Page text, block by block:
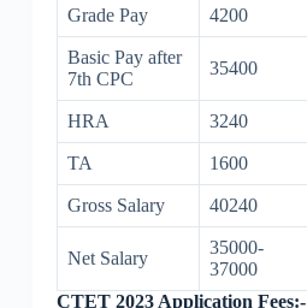
Grade Pay 4200
Basic Pay after
7th CPC
35400
HRA 3240
TA 1600
Gross Salary 40240
Net Salary
35000-
37000
CTET 2023 Application Fees:-